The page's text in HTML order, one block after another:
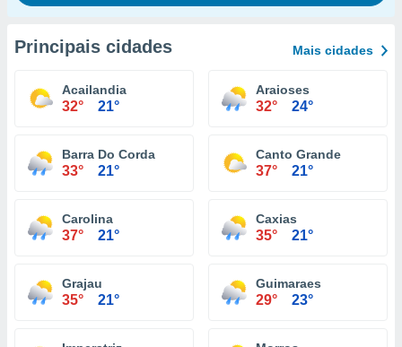
Principais cidades Mais cidades
Acailandia
32° 21°
Araioses
32° 24°
Barra Do Corda
33° 21°
Canto Grande
37° 21°
Carolina
37° 21°
Caxias
35° 21°
Grajau
35° 21°
Guimaraes
29° 23°